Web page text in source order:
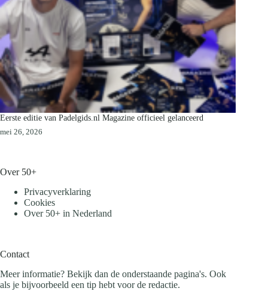
Eerste editie van Padelgids.nl Magazine officieel gelanceerd
mei 26, 2026
Over 50+
Privacyverklaring
Cookies
Over 50+ in Nederland
Contact
Meer informatie? Bekijk dan de onderstaande pagina's. Ook
als je bijvoorbeeld een tip hebt voor de redactie.